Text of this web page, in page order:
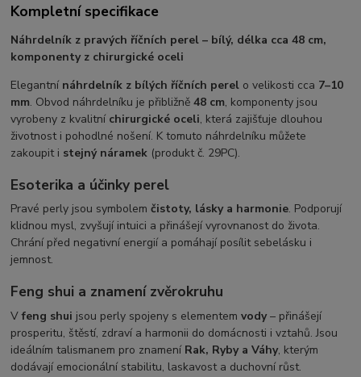
Kompletní specifikace
Náhrdelník z pravých říčních perel – bílý, délka cca 48 cm,
komponenty z chirurgické oceli
Elegantní náhrdelník z bílých říčních perel o velikosti cca 7–10
mm. Obvod náhrdelníku je přibližně48 cm, komponenty jsou
vyrobeny z kvalitní chirurgické oceli, která zajišťuje dlouhou
životnost i pohodlné nošení. K tomuto náhrdelníku můžete
zakoupit i stejný náramek (produkt č. 29PC).
Esoterika a účinky perel
Pravé perly jsou symbolemčistoty, lásky a harmonie. Podporují
klidnou mysl, zvyšují intuici a přinášejí vyrovnanost do života.
Chrání před negativní energií a pomáhají posílit sebelásku i
jemnost.
Feng shui a znamení zvěrokruhu
Vfeng shui jsou perly spojeny s elementemvody– přinášejí
prosperitu, štěstí, zdraví a harmonii do domácnosti i vztahů. Jsou
ideálním talismanem pro znamení Rak, Ryby a Váhy, kterým
dodávají emocionální stabilitu, laskavost a duchovní růst.